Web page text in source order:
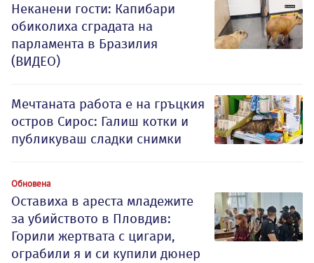
Неканени гости: Капибари
обиколиха сградата на
парламента в Бразилия
(ВИДЕО)
Мечтаната работа е на гръцкия
остров Сирос: Галиш котки и
публикуваш сладки снимки
Обновена
Оставиха в ареста младежите
за убийството в Пловдив:
Горили жертвата с цигари,
ограбили я и си купили дюнер